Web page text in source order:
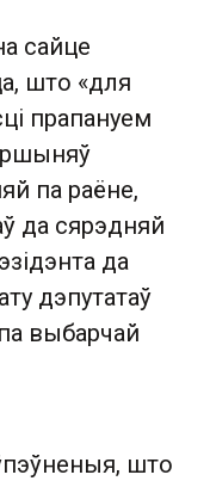
сайце
што «для
прапануем
па раёне,
да сярэдняй
да
дэпутатаў
выбарчай
што